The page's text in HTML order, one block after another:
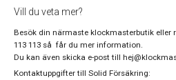
Vill du veta mer?
Besök din närmaste klockmasterbutik eller
113 113 så får du mer information.
Du kan även skicka e-post till
Kontaktuppgifter till Solid Försäkring: